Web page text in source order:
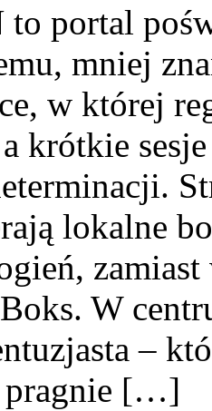
portal
mniej
w której
krótkie
lokalne
W
–
pragnie […]